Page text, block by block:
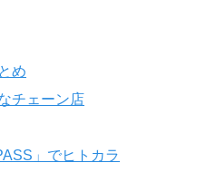
め
チェーン店
」でヒトカラ